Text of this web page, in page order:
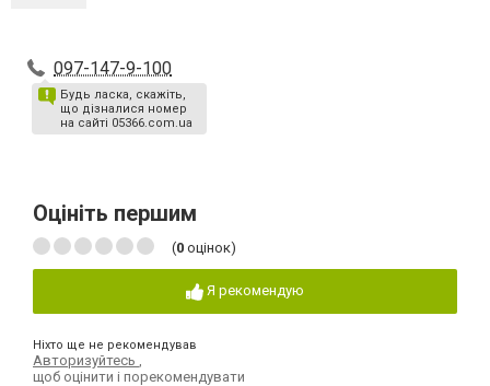
097-147-9-100
Будь ласка, скажіть,
що дізналися номер
на сайті 05366.com.ua
Оцініть першим
(0 оцінок)
Я рекомендую
Ніхто ще не рекомендував
Авторизуйтесь
щоб оцінити і порекомендувати